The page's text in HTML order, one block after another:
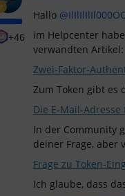
+46
Hallo
im Helpcenter
verwandten Artikel:
Zwei-Faktor-
Zum Token gibt es
Die E-Mail-
In der Community
deiner Frage, aber
Frage zu Token-
Ich glaube, dass